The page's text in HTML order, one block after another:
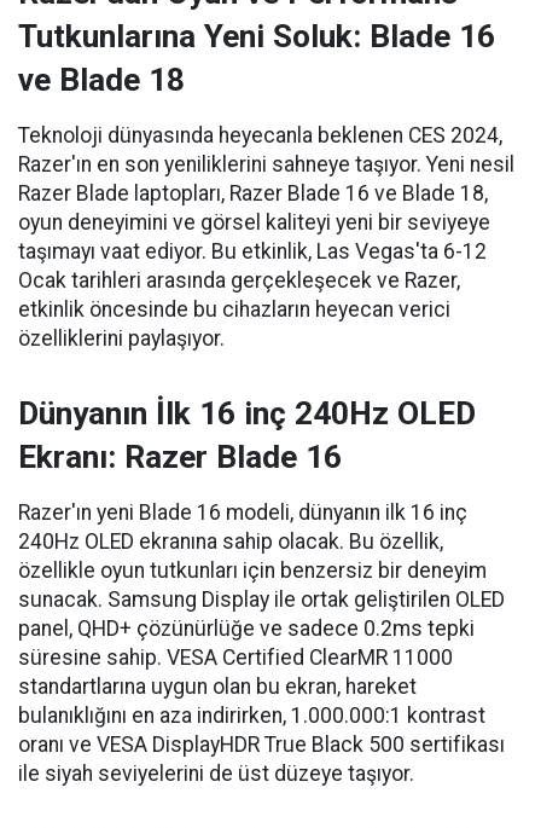
Tutkunlarına Yeni Soluk: Blade 16
ve Blade 18
Teknoloji dünyasında heyecanla beklenen CES 2024,
Razer'ın en son yeniliklerini sahneye taşıyor. Yeni nesil
Razer Blade laptopları, Razer Blade 16 ve Blade 18,
oyun deneyimini ve görsel kaliteyi yeni bir seviyeye
taşımayı vaat ediyor. Bu etkinlik, Las Vegas'ta 6-12
Ocak tarihleri arasında gerçekleşecek ve Razer,
etkinlik öncesinde bu cihazların heyecan verici
özelliklerini paylaşıyor.
Dünyanın İlk 16 inç 240Hz OLED
Ekranı: Razer Blade 16
Razer'ın yeni Blade 16 modeli, dünyanın ilk 16 inç
240Hz OLED ekranına sahip olacak. Bu özellik,
özellikle oyun tutkunları için benzersiz bir deneyim
sunacak. Samsung Display ile ortak geliştirilen OLED
panel, QHD+ çözünürlüğe ve sadece 0.2ms tepki
süresine sahip. VESA Certified ClearMR 11000
standartlarına uygun olan bu ekran, hareket
bulanıklığını en aza indirirken, 1.000.000:1 kontrast
oranı ve VESA DisplayHDR True Black 500 sertifikası
ile siyah seviyelerini de üst düzeye taşıyor.